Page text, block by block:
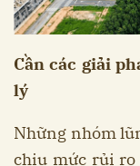
Cần các giải
lý
Những nhóm
chịu mức rủi